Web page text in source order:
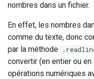
nombres dans un fichier.
En effet, les nombres
comme du texte, donc
par la méthode
convertir (en entier ou en
opérations numériques